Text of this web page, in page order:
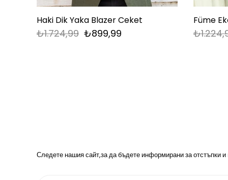
Haki Dik Yaka Blazer Ceket
₺899,99
₺1.724,99
Füme
Следете нашия сайт,за да бъдете информирани за отстъпки